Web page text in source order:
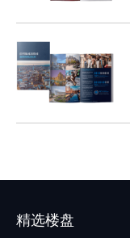
精选楼盘